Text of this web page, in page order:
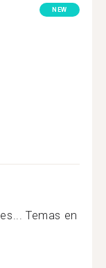
NEW
Temas en